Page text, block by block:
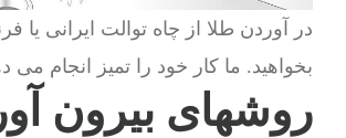
در آوردن طلا از چاه توالت ایرانی یا
بخواهید. ما کار خود را تمیز انجام می
روشهای بیرون